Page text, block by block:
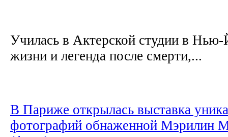
Училась в Актерской студии в
жизни и легенда после смерти,...
В Париже открылась выставка
фотографий обнаженной Мэрилин